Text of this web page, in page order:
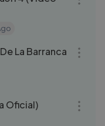
La Barranca
Oficial)